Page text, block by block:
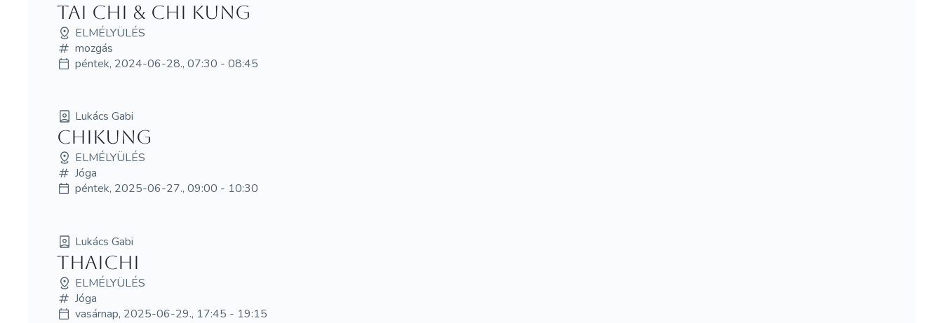
Tai Chi & Chi kung
ELMÉLYÜLÉS
mozgás
péntek, 2024-06-28., 07:30 - 08:45
Lukács Gabi
ChiKung
ELMÉLYÜLÉS
Jóga
péntek, 2025-06-27., 09:00 - 10:30
Lukács Gabi
ThaiChi
ELMÉLYÜLÉS
Jóga
vasárnap, 2025-06-29., 17:45 - 19:15